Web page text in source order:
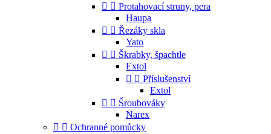
  Protahovací struny, pera
Haupa
  Řezáky skla
Yato
  Škrabky, špachtle
Extol
  Příslušenství
Extol
  Šroubováky
Narex
  Ochranné pomůcky